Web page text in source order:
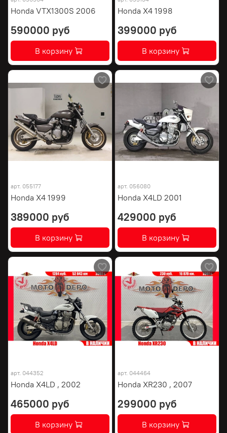
Honda VTX1300S 2006
590000 руб
В корзину
Honda X4 1998
399000 руб
В корзину
арт. 055177
Honda X4 1999
389000 руб
В корзину
арт. 056080
Honda X4LD 2001
429000 руб
В корзину
арт. 044352
Honda X4LD , 2002
465000 руб
В корзину
арт. 044464
Honda XR230 , 2007
299000 руб
В корзину